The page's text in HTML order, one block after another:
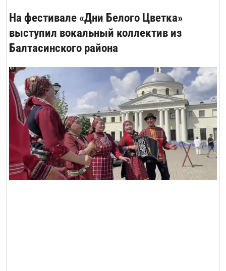
На фестивале «Дни Белого Цветка»
выступил вокальный коллектив из
Балтасинского района